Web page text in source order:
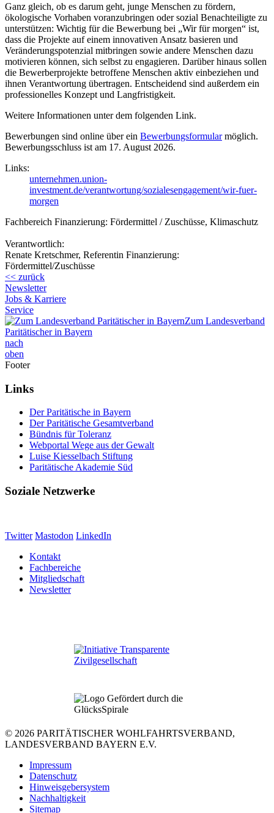
Ganz gleich, ob es darum geht, junge Menschen zu fördern,
ökologische Vorhaben voranzubringen oder sozial Benachteiligte zu
unterstützen: Wichtig für die Bewerbung bei „Wir für morgen“ ist,
dass die Projekte auf einem innovativen Ansatz basieren und
Veränderungspotenzial mitbringen sowie andere Menschen dazu
motivieren können, sich selbst zu engagieren. Darüber hinaus sollen
die Bewerberprojekte betroffene Menschen aktiv einbeziehen und
ihnen Verantwortung übertragen. Entscheidend sind außerdem ein
professionelles Konzept und Langfristigkeit.
Weitere Informationen unter dem folgenden Link.
Bewerbungen sind online über ein Bewerbungsformularmöglich.
Bewerbungsschluss ist am 17. August 2026.
Links:
unternehmen.union-
investment.de/verantwortung/sozialesengagement/wir-fuer-
morgen
Fachbereich Finanzierung: Fördermittel / Zuschüsse, Klimaschutz
Verantwortlich:
Renate Kretschmer, Referentin Finanzierung:
Fördermittel/Zuschüsse
<< zurück
Newsletter
Jobs & Karriere
Service
Zum Landesverband
Paritätischer in Bayern
nach
oben
Footer
Links
Der Paritätische in Bayern
Der Paritätische Gesamtverband
Bündnis für Toleranz
Webportal Wege aus der Gewalt
Luise Kiesselbach Stiftung
Paritätische Akademie Süd
Soziale Netzwerke
Twitter Mastodon LinkedIn
Kontakt
Fachbereiche
Mitgliedschaft
Newsletter
© 2026 PARITÄTISCHER WOHLFAHRTSVERBAND,
LANDESVERBAND BAYERN E.V.
Impressum
Datenschutz
Hinweisgebersystem
Nachhaltigkeit
Sitemap